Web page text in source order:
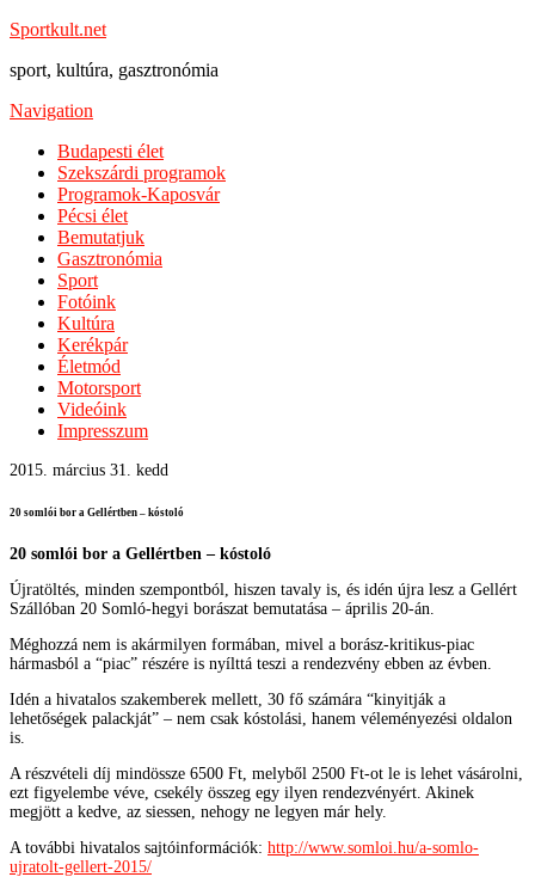
Sportkult.net
sport, kultúra, gasztronómia
Navigation
Budapesti élet
Szekszárdi programok
Programok-Kaposvár
Pécsi élet
Bemutatjuk
Gasztronómia
Sport
Fotóink
Kultúra
Kerékpár
Életmód
Motorsport
Videóink
Impresszum
2015. március 31. kedd
20 somlói bor a Gellértben – kóstoló
20 somlói bor a Gellértben – kóstoló
Újratöltés, minden szempontból, hiszen tavaly is, és idén újra lesz a Gellért
Szállóban 20 Somló-hegyi borászat bemutatása – április 20-án.
Méghozzá nem is akármilyen formában, mivel a borász-kritikus-piac
hármasból a “piac” részére is nyílttá teszi a rendezvény ebben az évben.
Idén a hivatalos szakemberek mellett, 30 fő számára “kinyitják a
lehetőségek palackját” – nem csak kóstolási, hanem véleményezési oldalon
is.
A részvételi díj mindössze 6500 Ft, melyből 2500 Ft-ot le is lehet vásárolni,
ezt figyelembe véve, csekély összeg egy ilyen rendezvényért. Akinek
megjött a kedve, az siessen, nehogy ne legyen már hely.
A további hivatalos sajtóinformációk: http://www.somloi.hu/a-somlo-
ujratolt-gellert-2015/